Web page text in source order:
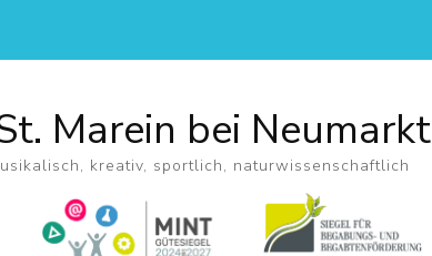
Marein bei Neumarkt
kreativ, sportlich, naturwissenschaftlich